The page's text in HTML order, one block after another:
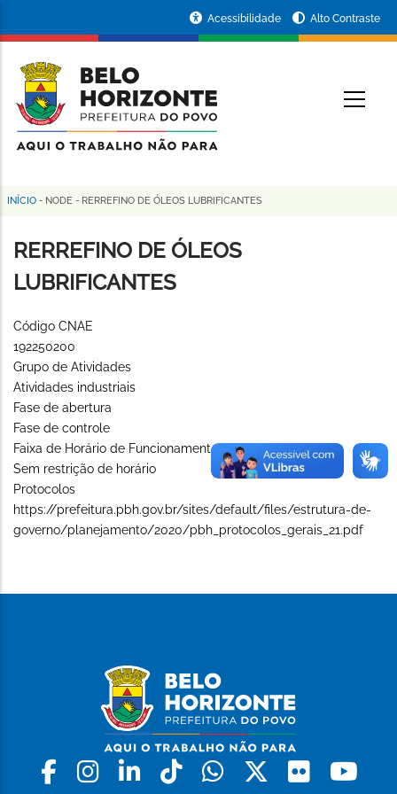
conteúdo
principal
da
Prefeitura
de
Horizonte
Acessibilidade Alto Contraste
Trilha
de
navegação
INÍCIO - NODE - RERREFINO DE ÓLEOS LUBRIFICANTES
RERREFINO DE ÓLEOS
LUBRIFICANTES
Código CNAE
192250200
Grupo de Atividades
Atividades industriais
Fase de abertura
Fase de controle
Faixa de Horário de Funcionamento (Long)
Sem restrição de horário
Protocolos
https://prefeitura.pbh.gov.br/sites/default/files/estrutura-de-
governo/planejamento/2020/pbh_protocolos_gerais_21.pdf
Facebook
Instagram
LinkedinTiktokWhatsapp
X Flickr